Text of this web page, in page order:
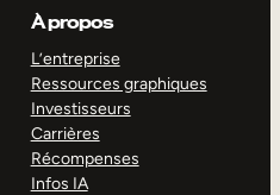
À propos
L’entreprise
Ressources graphiques
Investisseurs
Carrières
Récompenses
Infos IA